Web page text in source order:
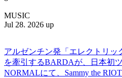
MUSIC
Jul 28. 2026 up
アルゼンチン発「エレクトリッ
を牽引するBARDAが、日本初
NORMALにて、Sammy the